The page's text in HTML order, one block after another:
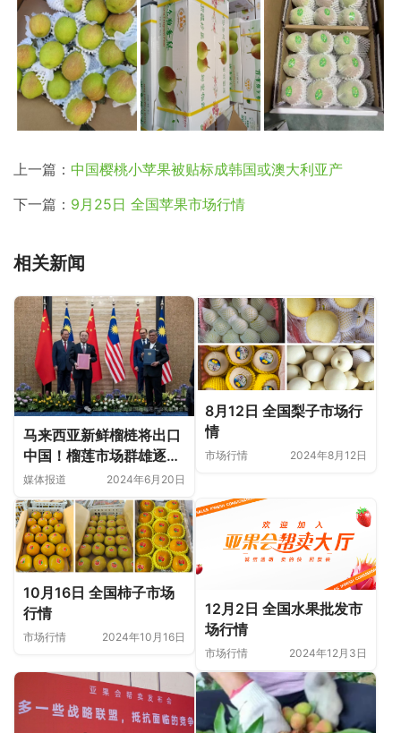
上一篇： 中国樱桃小苹果被贴标成韩国或澳大利亚产
下一篇： 9月25日 全国苹果市场行情
相关新闻
马来西亚新鲜榴梿将出口
中国！榴莲市场群雄逐
鹿！
媒体报道 2024年6月20日
8月12日 全国梨子市场行
情
市场行情 2024年8月12日
10月16日 全国柿子市场
行情
市场行情 2024年10月16日
12月2日 全国水果批发市
场行情
市场行情 2024年12月3日